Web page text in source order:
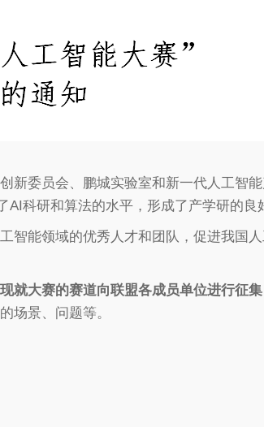
新委员会、鹏城实验室和新一代人工智
科研和算法的水平，形成了产学研的良
智能领域的优秀人才和团队，促进我国
现就大赛的赛道向联盟各成员单位进行征集
场景、问题等。